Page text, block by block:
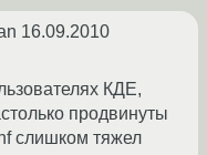
16.09.2010
КДЕ,
продвинуты
слишком тяжел